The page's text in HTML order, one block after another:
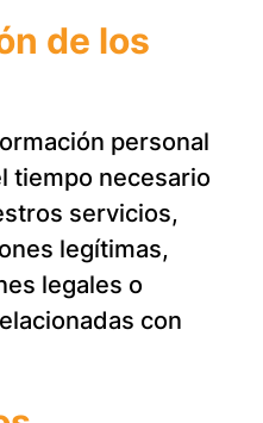
de los
personal
tiempo necesario
servicios,
legítimas,
legales o
con